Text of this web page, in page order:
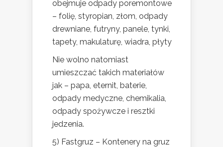
obejmuje odpady poremontowe
– folię, styropian, złom, odpady
drewniane, futryny, panele, tynki,
tapety, makulaturę, wiadra, płyty
Nie wolno natomiast
umieszczać takich materiałów
jak – papa, eternit, baterie,
odpady medyczne, chemikalia,
odpady spożywcze i resztki
jedzenia.
5) Fastgruz – Kontenery na gruz